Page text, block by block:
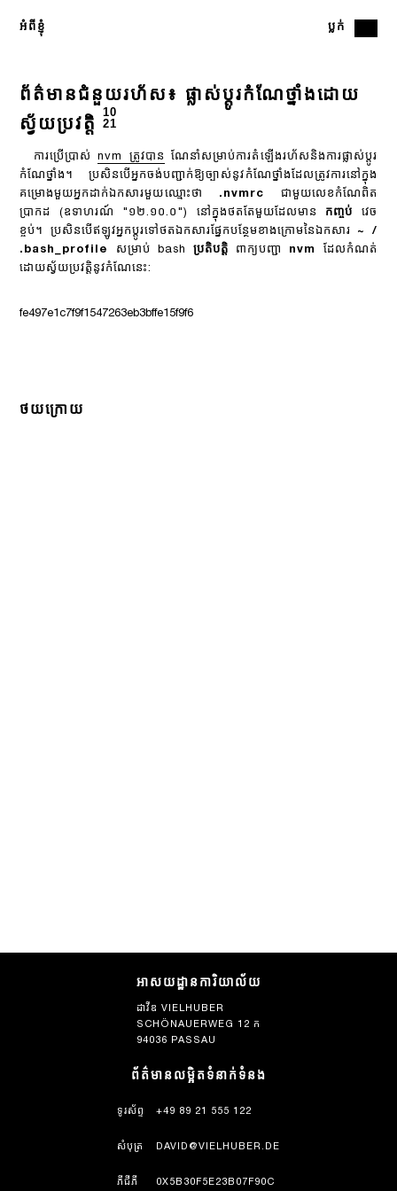
អំពី​ខ្ញុំ ប្លក់
ព័ត៌មានជំនួយរហ័ស៖ ផ្លាស់ប្តូរកំណែថ្នាំងដោយ
ស្វ័យប្រវត្តិ
10
21
ការប្រើប្រាស់nvm ត្រូវបាន
ណែនាំសម្រាប់ការតំឡើងរហ័សនិងការផ្លាស់ប្តូរ
កំណែថ្នាំង។ ប្រសិនបើអ្នកចង់បញ្ជាក់ឱ្យច្បាស់នូវកំណែថ្នាំងដែលត្រូវការនៅក្នុង
គម្រោងមួយអ្នកដាក់ឯកសារមួយឈ្មោះថា .nvmrc ជាមួយលេខកំណែពិត
ប្រាកដ (ឧទាហរណ៍ "១២.១០.០") នៅក្នុងថតតែមួយដែលមាន កញ្ចប់ វេច
ខ្ចប់។ ប្រសិនបើឥឡូវអ្នកប្តូរទៅថតឯកសារផ្នែកបន្ថែមខាងក្រោមនៃឯកសារ ~ /
.bash_profile
សម្រាប់ bashប្រតិបត្តិ ពាក្យបញ្ជា nvm
ដែលកំណត់
ដោយស្វ័យប្រវត្តិនូវកំណែនេះ:
fe497e1c7f9f1547263eb3bffe15f9f6
ថយក្រោយ
អាសយដ្ឋានការិយាល័យ
ដាវីឌ VIELHUBER
SCHÖNAUERWEG 12 ក
94036 PASSAU
ព័ត៌មានលម្អិតទំនាក់ទំនង
ទូរស័ព្ទ +49 89 21 555 122
សំបុត្រ DAVID@VIELHUBER.DE
ភីជីភី 0X5B30F5E23B07F90C